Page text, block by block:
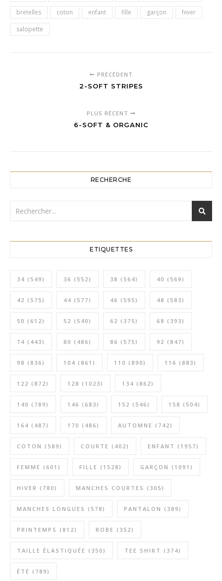
bretelles
coton enfant fille garçon
hiver
salopette
PRÉCÉDENT
2-SOFT STRIPES
PLUS RÉCENT
6-SOFT & ORGANIC
RECHERCHE
ETIQUETTES
34 (549) 36 (552) 38 (564) 40 (569)
42 (575) 44 (577) 46 (595) 48 (583)
50 (612) 52 (540) 62 (375) 68 (393)
74 (443) 80 (486) 86 (575) 92 (847)
98 (836) 104 (861) 110 (890) 116 (883)
122 (872) 128 (1023) 134 (862)
140 (789) 146 (683) 152 (546) 158 (504)
164 (487) 170 (486) AUTOMNE (742)
COTON (589) COURTE (402) ENFANT (1957)
FEMME (601) FILLE (1528) GARÇON (1091)
HIVER (780) MANCHES COURTES (305)
MANCHES LONGUES (578) PANTALON (389)
PRINTEMPS (812) ROBE (352)
TAILLE ÉLASTIQUÉE (350) TEE SHIRT (374)
ÉTÉ (789)